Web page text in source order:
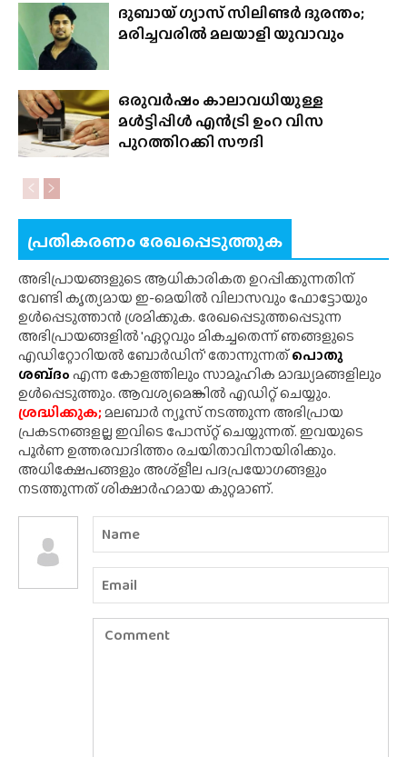
ദുബായ് ഗ്യാസ് സിലിണ്ടർ ദുരന്തം;
മരിച്ചവരിൽ മലയാളി യുവാവും
ഒരുവർഷം കാലാവധിയുള്ള
മൾട്ടിപ്പിൾ എൻട്രി ഉംറ വിസ
പുറത്തിറക്കി സൗദി
പ്രതികരണം രേഖപ്പെടുത്തുക
അഭിപ്രായങ്ങളുടെ ആധികാരികത ഉറപ്പിക്കുന്നതിന്
വേണ്ടി കൃത്യമായ ഇ-മെയിൽ വിലാസവും ഫോട്ടോയും
ഉൾപ്പെടുത്താൻ ശ്രമിക്കുക. രേഖപ്പെടുത്തപ്പെടുന്ന
അഭിപ്രായങ്ങളിൽ 'ഏറ്റവും മികച്ചതെന്ന് ഞങ്ങളുടെ
എഡിറ്റോറിയൽ ബോർഡിന്' തോന്നുന്നത്പൊതു
ശബ്‌ദംഎന്ന കോളത്തിലും സാമൂഹിക മാദ്ധ്യമങ്ങളിലും
ഉൾപ്പെടുത്തും. ആവശ്യമെങ്കിൽ എഡിറ്റ് ചെയ്യും.
ശ്രദ്ധിക്കുക;മലബാർ ന്യൂസ് നടത്തുന്ന അഭിപ്രായ
പ്രകടനങ്ങളല്ല ഇവിടെ പോസ്‌റ്റ് ചെയ്യുന്നത്. ഇവയുടെ
പൂർണ ഉത്തരവാദിത്തം രചയിതാവിനായിരിക്കും.
അധിക്ഷേപങ്ങളും അശ്‌ളീല പദപ്രയോഗങ്ങളും
നടത്തുന്നത് ശിക്ഷാർഹമായ കുറ്റമാണ്.